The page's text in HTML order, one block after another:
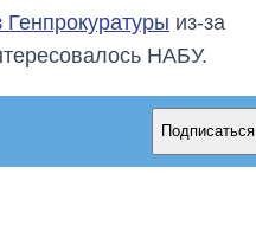
из-за
НАБУ.
Подписаться